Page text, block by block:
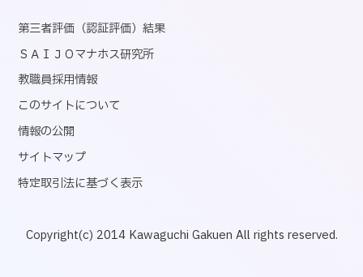
資格取得
国内インターンシップ・課外研修
産官学連携
内定者速報
第三者評価（認証評価）結果
ＳＡＩＪＯマナホス研究所
教職員採用情報
このサイトについて
情報の公開
サイトマップ
特定取引法に基づく表示
Copyright(c) 2014 Kawaguchi Gakuen All rights reserved.